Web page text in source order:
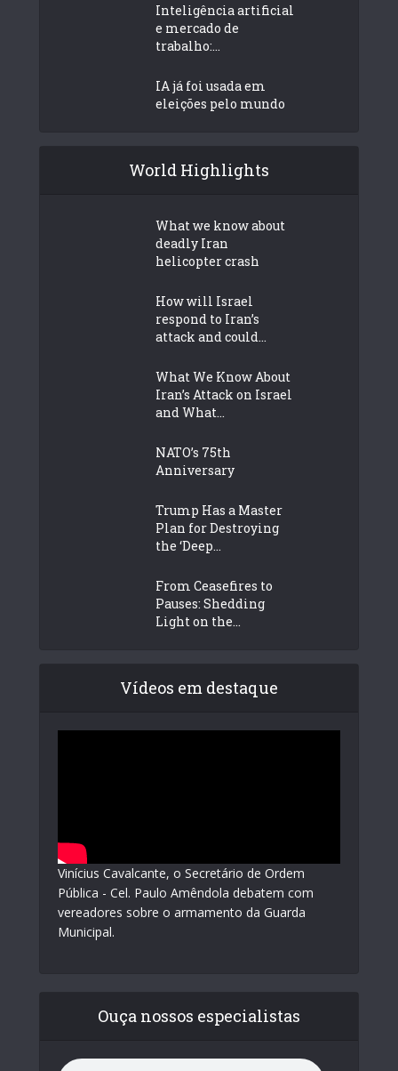
Inteligência artificial
e mercado de
trabalho:...
IA já foi usada em
eleições pelo mundo
World Highlights
What we know about
deadly Iran
helicopter crash
How will Israel
respond to Iran’s
attack and could...
What We Know About
Iran’s Attack on Israel
and What...
NATO’s 75th
Anniversary
Trump Has a Master
Plan for Destroying
the ‘Deep...
From Ceasefires to
Pauses: Shedding
Light on the...
Vídeos em destaque
Vinícius Cavalcante, o Secretário de Ordem
Pública - Cel. Paulo Amêndola debatem com
vereadores sobre o armamento da Guarda
Municipal.
Ouça nossos especialistas